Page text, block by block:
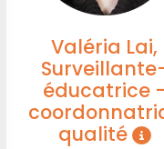
Valéria Lai,
éducatrice -
qualité